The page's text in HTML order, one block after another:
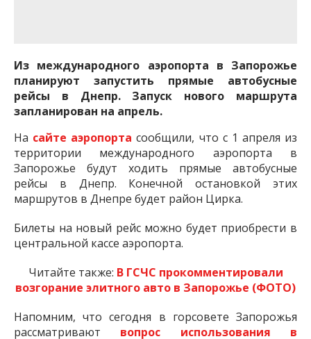
Из международного аэропорта в Запорожье
планируют запустить прямые автобусные
рейсы в Днепр. Запуск нового маршрута
запланирован на апрель.
На сайте аэропорта сообщили, что с 1 апреля из
территории международного аэропорта в
Запорожье будут ходить прямые автобусные
рейсы в Днепр. Конечной остановкой этих
маршрутов в Днепре будет район Цирка.
Билеты на новый рейс можно будет приобрести в
центральной кассе аэропорта.
Читайте также: В ГСЧС прокомментировали
возгорание элитного авто в Запорожье (ФОТО)
Напомним, что сегодня в горсовете Запорожья
рассматривают вопрос использования в